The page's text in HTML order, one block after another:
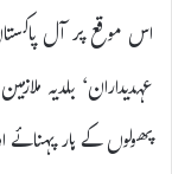
اس موقع پر آل
عہدیداران‘ بلدیہ
پھولوں کے ہار